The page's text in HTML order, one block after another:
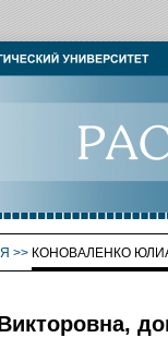
>> КОНОВАЛЕНКО